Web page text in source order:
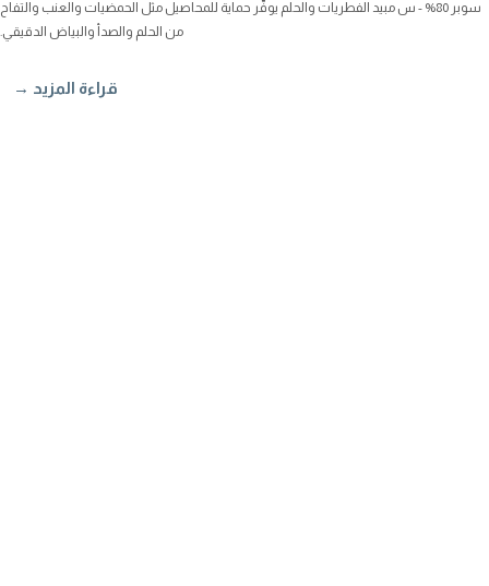
سوبر 80% - س مبيد الفطريات والحلم يوفّر حماية للمحاصيل مثل الحمضيات والعنب والتفاح
من الحلم والصدأ والبياض الدقيقي.
قراءة المزيد →